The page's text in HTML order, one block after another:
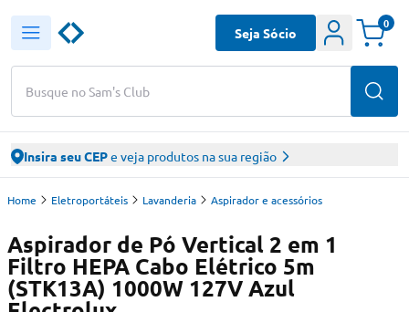
Busque no Sam's Club
Seja Sócio
0
Insira seu CEPe veja produtos na sua região
Home Eletroportáteis Lavanderia Aspirador e acessórios
Aspirador de Pó Vertical 2 em 1
Filtro HEPA Cabo Elétrico 5m
(STK13A) 1000W 127V Azul